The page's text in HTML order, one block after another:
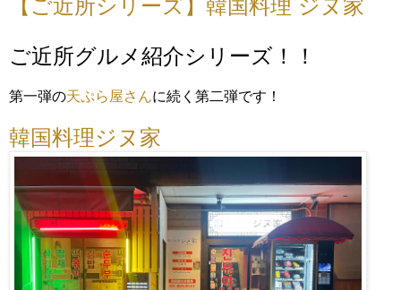
【ご近所シリーズ】韓国料理 ジヌ家
ご近所グルメ紹介シリーズ！！
第一弾の天ぷら屋さんに続く第二弾です！
韓国料理ジヌ家